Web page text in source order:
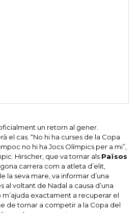
un retorn al gener.
el cas. “No hi ha curses de la Copa
no hi ha Jocs Olímpics per a mi”,
Hirscher, que va tornar als Països
carrera com a atleta d’elit,
la seva mare, va informar d’una
al voltant de Nadal a causa d’una
m’ajuda exactament a recuperar el
de tornar a competir a la Copa del